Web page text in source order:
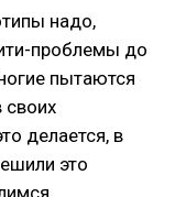
надо,
проблемы до
пытаются
своих
делается, в
это